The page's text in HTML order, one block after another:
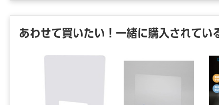
あわせて買いたい！一緒に購入されてい